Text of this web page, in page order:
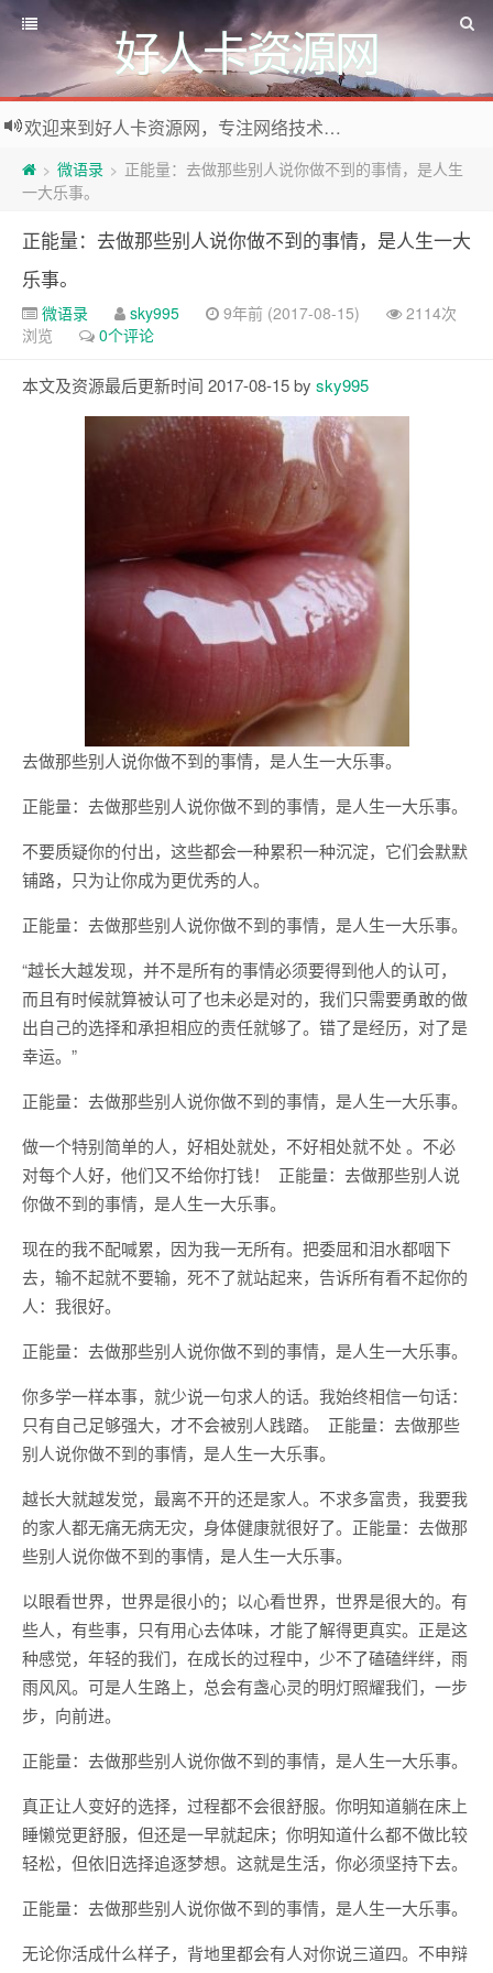
好人卡资源网
欢迎来到好人卡资源网，专注网络技术资源收集，我们不仅是网络资源的搬运工，也生产原创资源。寻找资源请留言或关注公众号:烈日下的男人
> 微语录 > 正能量：去做那些别人说你做不到的事情，是人生
一大乐事。
正能量：去做那些别人说你做不到的事情，是人生一大
乐事。
微语录 sky995 9年前 (2017-08-15)
2114次
浏览
0个评论
本文及资源最后更新时间 2017-08-15 by sky995
去做那些别人说你做不到的事情，是人生一大乐事。
正能量：去做那些别人说你做不到的事情，是人生一大乐事。
不要质疑你的付出，这些都会一种累积一种沉淀，它们会默默
铺路，只为让你成为更优秀的人。 ​
正能量：去做那些别人说你做不到的事情，是人生一大乐事。​​​​
“越长大越发现，并不是所有的事情必须要得到他人的认可，
而且有时候就算被认可了也未必是对的，我们只需要勇敢的做
出自己的选择和承担相应的责任就够了。错了是经历，对了是
幸运。” ​​​ ​​​​
正能量：去做那些别人说你做不到的事情，是人生一大乐事。
做一个特别简单的人，好相处就处，不好相处就不处 。不必
对每个人好，他们又不给你打钱！ ​ 正能量：去做那些别人说
你做不到的事情，是人生一大乐事。
现在的我不配喊累，因为我一无所有。把委屈和泪水都咽下
去，输不起就不要输，死不了就站起来，告诉所有看不起你的
人：我很好。 ​​​​
正能量：去做那些别人说你做不到的事情，是人生一大乐事。
你多学一样本事，就少说一句求人的话。我始终相信一句话：
只有自己足够强大，才不会被别人践踏。 ​ ​​​​正能量：去做那些
别人说你做不到的事情，是人生一大乐事。
越长大就越发觉，最离不开的还是家人。不求多富贵，我要我
的家人都无痛无病无灾，身体健康就很好了。正能量：去做那
些别人说你做不到的事情，是人生一大乐事。
以眼看世界，世界是很小的；以心看世界，世界是很大的。有
些人，有些事，只有用心去体味，才能了解得更真实。正是这
种感觉，年轻的我们，在成长的过程中，少不了磕磕绊绊，雨
雨风风。可是人生路上，总会有盏心灵的明灯照耀我们，一步
步，向前进。 ​​​​
正能量：去做那些别人说你做不到的事情，是人生一大乐事。
真正让人变好的选择，过程都不会很舒服。你明知道躺在床上
睡懒觉更舒服，但还是一早就起床；你明知道什么都不做比较
轻松，但依旧选择追逐梦想。这就是生活，你必须坚持下去。
正能量：去做那些别人说你做不到的事情，是人生一大乐事。
无论你活成什么样子，背地里都会有人对你说三道四。不申辩